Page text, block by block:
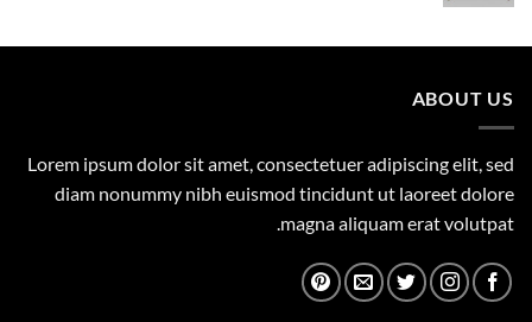
1,500.00 ₪.
1,149.00 ₪.
ABOUT US
Lorem ipsum dolor sit amet, consectetuer adipiscing elit, sed
diam nonummy nibh euismod tincidunt ut laoreet dolore
magna aliquam erat volutpat.